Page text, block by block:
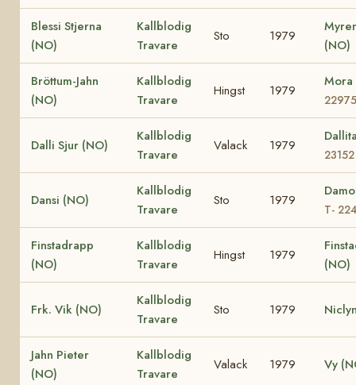
Blessi Stjerna
(NO)
Kallblodig
Travare
Sto 1979
(NO)
Bröttum-Jahn
(NO)
Kallblodig
Travare
Hingst 1979
22975
Dalli Sjur (NO)
Kallblodig
Travare
Valack 1979
23152
Dansi (NO)
Kallblodig
Travare
Sto 1979
T-
Finstadrapp
(NO)
Kallblodig
Travare
Hingst 1979
(NO)
Frk. Vik (NO)
Kallblodig
Travare
Sto 1979
Jahn Pieter
(NO)
Kallblodig
Travare
Valack 1979 Vy